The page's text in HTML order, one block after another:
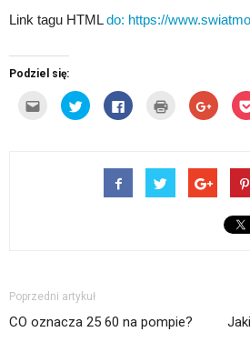
Link tagu HTMLdo: https://
Podziel się:
Kliknij,
wysłać
Udostępnij
na
Twitterze(Otwiera
oknie)
Click
to
w
nowym
oknie)
Kliknij
oknie)
Click
to
share
się
nowym
oknie)
Poprzedni artykuł
CO oznacza 25 60 na pompie?